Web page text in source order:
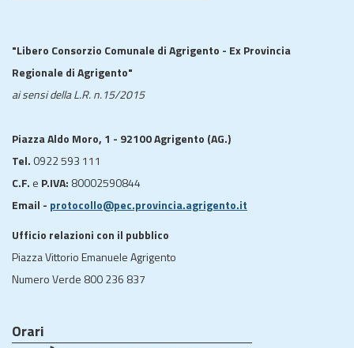
"Libero Consorzio Comunale di Agrigento - Ex Provincia
Regionale di Agrigento"
ai sensi della L.R. n.15/2015
Piazza Aldo Moro, 1 - 92100 Agrigento (AG.)
Tel. 0922 593 111
C.F. e P.IVA: 80002590844
Email - protocollo@pec.provincia.agrigento.it
Ufficio relazioni con il pubblico
Piazza Vittorio Emanuele Agrigento
Numero Verde 800 236 837
Orari